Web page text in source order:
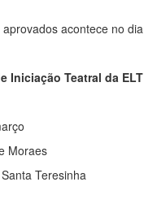
acontece no
Iniciação Teatral da
Moraes
Teresinha